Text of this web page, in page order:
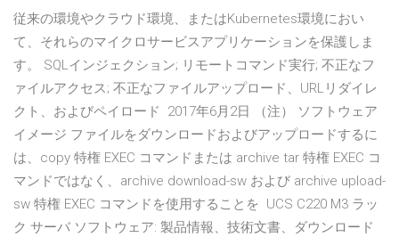
従来の環境やクラウド環境、またはKubernetes環境におい
て、それらのマイクロサービスアプリケーションを保護しま
す。 SQLインジェクション; リモートコマンド実行; 不正なフ
ァイルアクセス; 不正なファイルアップロード、URLリダイレ
クト、およびペイロード 2017年6月2日 （注） ソフトウェア
イメージ ファイルをダウンロードおよびアップロードするに
は、copy 特権 EXEC コマンドまたは archive tar 特権 EXEC コ
マンドではなく、archive download-sw および archive upload-
sw 特権 EXEC コマンドを使用することを UCS C220 M3 ラッ
ク サーバ ソフトウェア: 製品情報、技術文書、ダウンロード